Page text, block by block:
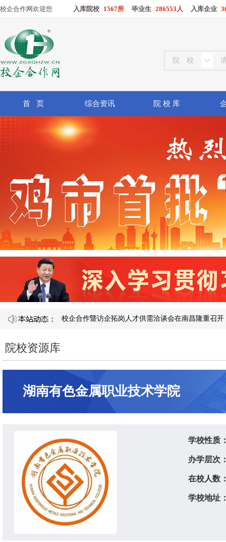
校企合作网欢迎您 入库院校 1567所 毕业生 286553人 入库企业
首 页 综合资讯 院 校 库
届产教融合校企合作暨访企拓岗人才供需洽谈会在南昌隆重召开​
院校资源库
湖南有色金属职业技术学院
学校性质
办学层次
在校人数
学校地址